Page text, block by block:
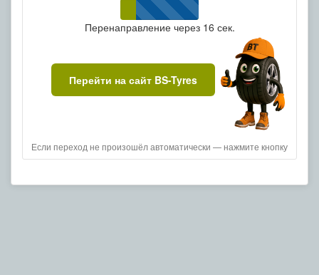
Перенаправление через 15 сек.
Перейти на сайт BS-Tyres
Если переход не произошёл автоматически — нажмите кнопку